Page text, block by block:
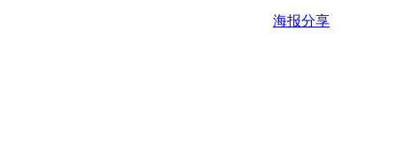
海报分享